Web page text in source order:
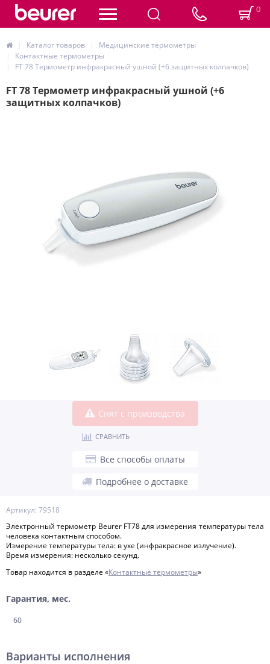
0
Каталог товаров
Медицинские термометры
Контактные термометры
FT 78 Термометр инфракрасный ушной (+6 защитных колпачков)
FT 78 Термометр инфракрасный ушной (+6
защитных колпачков)
Артикул: 79518
Электронный термометр Beurer FT78 для измерения температуры тела
человека контактным способом.
Измерение температуры тела: в ухе (инфракрасное излучение).
Время измерения: несколько секунд.
Товар находится в разделе «Контактные термометры»
Гарантия, мес.
60
Варианты исполнения
Снят с производства
СРАВНИТЬ
Все способы оплаты
Подробнее о доставке